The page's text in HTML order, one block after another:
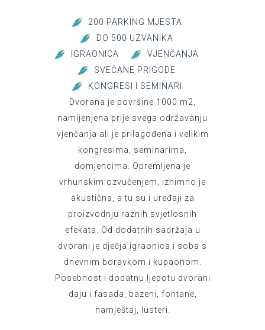
200 PARKING MJESTA
DO 500 UZVANIKA
IGRAONICA
VJENČANJA
SVEČANE PRIGODE
KONGRESI I SEMINARI
Dvorana je površine 1000 m2,
namijenjena prije svega održavanju
vjenčanja ali je prilagođena i velikim
kongresima, seminarima,
domjencima. Opremljena je
vrhunskim ozvučenjem, iznimno je
akustična, a tu su i uređaji za
proizvodnju raznih svjetlosnih
efekata. Od dodatnih sadržaja u
dvorani je dječja igraonica i soba s
dnevnim boravkom i kupaonom.
Posebnost i dodatnu ljepotu dvorani
daju i fasada, bazeni, fontane,
namještaj, lusteri.